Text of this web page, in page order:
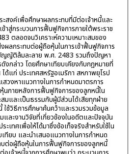
สงค์เพื่อศึกษาผลกระทบที่มีต่อเจ้าหนี้และ
าสู่กระบวนการฟื้นฟูกิจการภายใต้พระราช
ตลอดจนวิเคราะห์ความเหมาะสมของ
ผลกระทบต่อผู้ถือหุ้นในการเข้าฟื้นฟูกิจการ
ญญัติล้มละลาย พ.ศ. 2483 รวมถึงปัญหา
งกล่าว โดยศึกษาเทียบเคียงกับกฎหมายที่
ด้แก่ ประเทศสหรัฐอเมริกา สหภาพยุโรป
วงหาแนวทางในการกำหนดมาตรการ
นภายหลังการฟื้นฟูกิจการของลูกหนี้ใน
สมและเป็นธรรมกับผู้มีส่วนได้เสียทุกฝ่าย
ช้วิธีการศึกษาค้นคว้าและรวมรวมข้อมูล
ละงานวิจัยที่เกี่ยวข้องในอดีตและปัจจุบัน
ะเทศเพื่อให้ได้มาซึ่งข้อเท็จจริงสำหรับใช้ใน
ทียบ และนำเสนอแนวทางในการกำหนด
บต่อผู้ถือหุ้นในการฟื้นฟูกิจการของลูกหนี้